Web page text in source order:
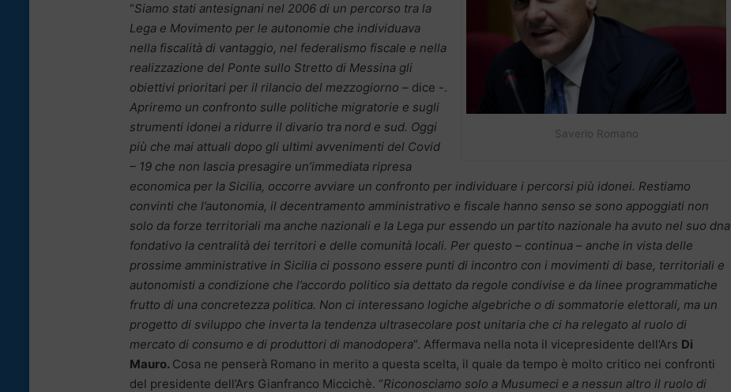
Saverio Romano
“Siamo stati antesignani nel 2006 di un percorso tra la
Lega e Movimento per le autonomie che individuava
nella fiscalità di vantaggio, nel federalismo fiscale e nella
realizzazione del Ponte sullo Stretto di Messina gli
obiettivi prioritari per il rilancio del mezzogiorno – dice -.
Apriremo un confronto sulle politiche migratorie e sugli
strumenti idonei a ridurre il divario tra nord e sud. Oggi
più che mai attuali dopo gli ultimi avvenimenti del Covid
– 19 che non lascia presagire un’immediata ripresa
economica per la Sicilia, occorre avviare un confronto per individuare i percorsi più idonei. Restiamo
convinti che l’autonomia, il decentramento amministrativo e fiscale hanno senso se sono appoggiati non
solo da forze territoriali ma anche nazionali e la Lega pur essendo un partito nazionale ha avuto nel suo dna
fondativo la centralità dei territori e delle comunità locali. Per questo – continua – anche in vista delle
prossime amministrative in Sicilia ci possono essere punti di incontro con i movimenti di base, territoriali e
autonomisti a condizione che l’accordo politico sia dettato da regole condivise e da linee programmatiche
frutto di una concretezza politica. Non ci interessano logiche algebriche o di sommatorie elettorali, ma un
progetto di sviluppo che inverta la tendenza ultrasecolare post unitaria che ci ha relegato al ruolo di
mercato di consumo e di produttori di manodopera“. Affermava nella nota il vicepresidente dell’Ars Di
Mauro. Cosa ne penserà Romano in merito a questa scelta, il quale da tempo è molto critico nei confronti
del presidente dell’Ars Gianfranco Miccichè. “Riconosciamo solo a Musumeci e a nessun altro il ruolo di